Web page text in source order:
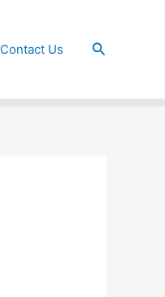
Contact Us Cari